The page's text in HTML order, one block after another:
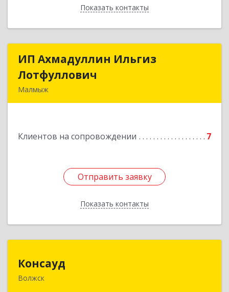
Показать контакты
Назад
ИП Ахмадуллин Ильгиз
Лотфуллович
Малмыж
Клиентов на сопровождении 7
Отправить заявку
Показать контакты
ИП Ахмадуллин Ильгиз
Подробнее
Отправить заявку
Назад
Консауд
Волжск
425005, Марий Эл респ, Волжск г, Пролетарская